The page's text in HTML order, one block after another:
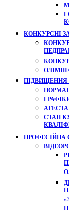
КОНКУРСНІ
ПІДВИЩЕННЯ
СТАН
ПРОФЕСІЙНА